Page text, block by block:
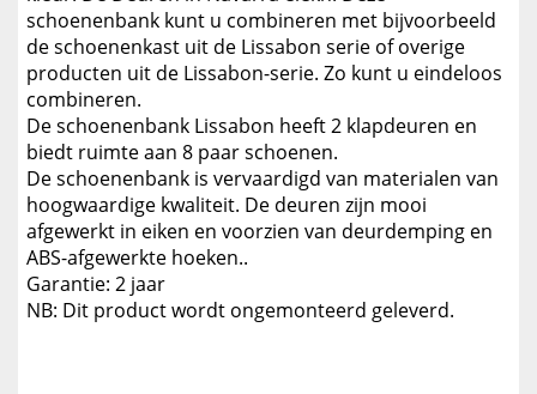
schoenenbank kunt u combineren met bijvoorbeeld
de schoenenkast uit de Lissabon serie of overige
producten uit de Lissabon-serie. Zo kunt u eindeloos
combineren.
De schoenenbank Lissabon heeft 2 klapdeuren en
biedt ruimte aan 8 paar schoenen.
De schoenenbank is vervaardigd van materialen van
hoogwaardige kwaliteit. De deuren zijn mooi
afgewerkt in eiken en voorzien van deurdemping en
ABS-afgewerkte hoeken..
Garantie: 2 jaar
NB: Dit product wordt ongemonteerd geleverd.